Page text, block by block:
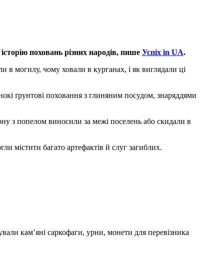
поховань різних народів, пише Успіх in UA.
могилу, чому ховали в курганах, і як виглядали ці
ґрунтові поховання з глиняним посудом, знаряддями
з попелом виносили за межі поселень або скидали в
містити багато артефактів й слуг загиблих.
кам’яні саркофаги, урни, монети для перевізника